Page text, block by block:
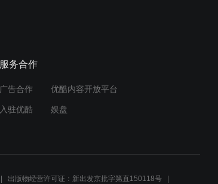
服务合作
广告合作 优酷内容开放平台
入驻优酷 娱盘
出版物经营许可证：新出发京批字第直150118号